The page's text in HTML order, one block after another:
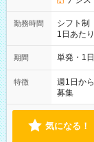
勤務時間
シフト制
1日あた
勤務 勤務：
可能です！ ※1日あたりの最大実働時間は日勤、夜
期間 単発・1
特徴
週1日か
募集
気になる！